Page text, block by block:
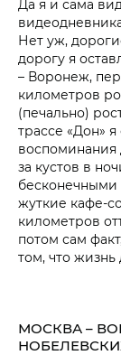
Да я и сама
Нет уж,
дорогу я
– Воронеж,
километров
(печально)
трассе «Дон» я
воспоминания
за кустов в
жуткие кафе-
километров
потом сам
том, что
МОСКВА –